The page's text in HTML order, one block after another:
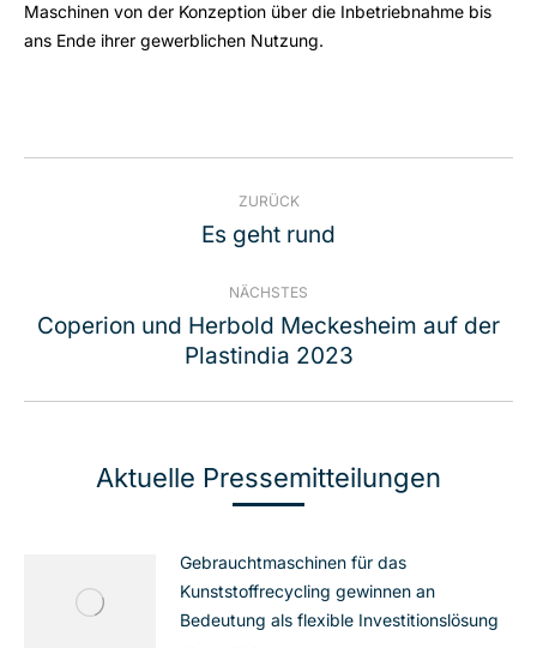
Maschinen von der Konzeption über die Inbetriebnahme bis
ans Ende ihrer gewerblichen Nutzung.
ZURÜCK
Vorheriger
Es geht rund
NÄCHSTES
Nächster
Beitrag:
Coperion und Herbold Meckesheim auf der
Plastindia 2023
Aktuelle Pressemitteilungen
Gebrauchtmaschinen für das
Kunststoffrecycling gewinnen an
Bedeutung als flexible Investitionslösung